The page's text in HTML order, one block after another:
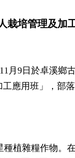
栽培管理及加
月9日於卓溪鄉
應用班」，部
植雜糧作物。